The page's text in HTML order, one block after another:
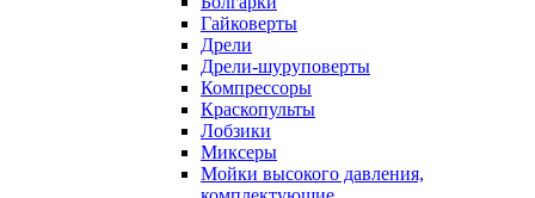
Гайковерты
Дрели
Дрели-шуруповерты
Компрессоры
Краскопульты
Лобзики
Миксеры
Мойки высокого давления,